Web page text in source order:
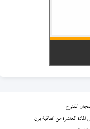
المفتوح
العاشرة من اتفاقية برن